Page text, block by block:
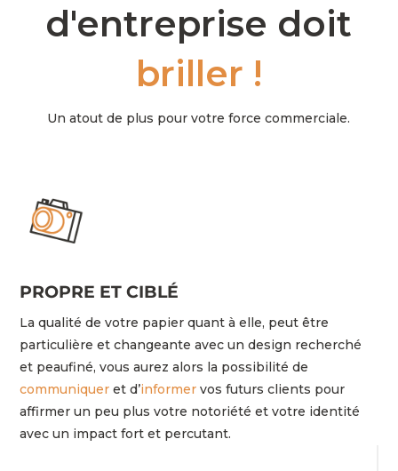
d'entreprise doit
briller !
Un atout de plus pour votre force commerciale.
PROPRE ET CIBLÉ
La qualité de votre papier quant à elle, peut être
particulière et changeante avec un design recherché
et peaufiné, vous aurez alors la possibilité de
communiquer et d’informer vos futurs clients pour
affirmer un peu plus votre notoriété et votre identité
avec un impact fort et percutant.